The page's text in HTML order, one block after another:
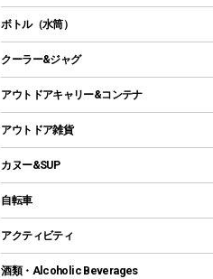
スクエアタープ（レクタタープ）
メッシュタープ
自立式タープ
パラソル
テントアクセサリー
ペグ
グランドシート
ガイドロープ
ツール
LEDライト
ヘッドライト
キャンドル
ガス缶
ガストーチ、ライター
焚き火台タイプ（ロースタイル）グリル
卓上タイプグリル
パーティータイプグリル
鉄板、アミ
焚き火台&ストーブ
火起こし
ダッチオーブン
ホットサンドメーカー
クッカーセット
シェラカップ
クッキングツール
ナイフ
ボトル（水筒）
ステンレスボトル
コップ付きタイプ
ワンタッチタイプ
プラスチックボトル
ディズニーボトル
クーラー&ジャグ
クーラーボックス
クーラーバッグ
ウォータージャグ
保冷剤
アウトドアキャリー&コンテナ
アウトドアキャリー
アウトドア雑貨
バックパック&バッグ
リュック、バックパック
トートバッグ、サコッシュ
ショッピングキャリー
カヌー&SUP
インフレータブル
カヤック
自転車
折りたたみ自転車
スポーツサイクル
アクティビティ
マリン
酒類・Alcoholic Beverages